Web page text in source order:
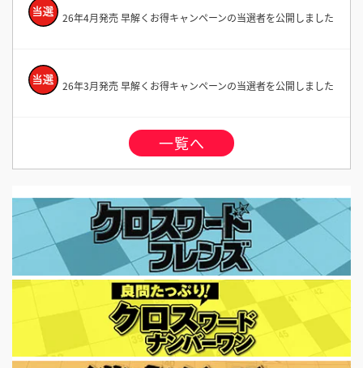
26年4月発売 早解くお得キャンペーンの当選者を公開しました
26年3月発売 早解くお得キャンペーンの当選者を公開しました
一覧へ